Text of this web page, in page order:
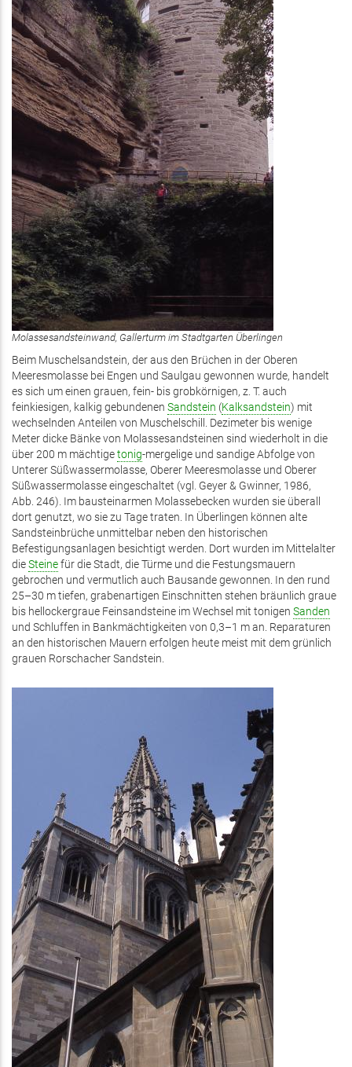
Molassesandsteinwand, Gallerturm im Stadtgarten Überlingen
Beim Muschelsandstein, der aus den Brüchen in der Oberen
Meeresmolasse bei Engen und Saulgau gewonnen wurde, handelt
es sich um einen grauen, fein- bis grobkörnigen, z. T. auch
feinkiesigen, kalkig gebundenen Sandstein (Kalksandstein) mit
wechselnden Anteilen von Muschelschill. Dezimeter bis wenige
Meter dicke Bänke von Molassesandsteinen sind wiederholt in die
über 200 m mächtigetonig-mergelige und sandige Abfolge von
Unterer Süßwassermolasse, Oberer Meeresmolasse und Oberer
Süßwassermolasse eingeschaltet (vgl. Geyer & Gwinner, 1986,
Abb. 246). Im bausteinarmen Molassebecken wurden sie überall
dort genutzt, wo sie zu Tage traten. In Überlingen können alte
Sandsteinbrüche unmittelbar neben den historischen
Befestigungsanlagen besichtigt werden. Dort wurden im Mittelalter
dieSteinefür die Stadt, die Türme und die Festungsmauern
gebrochen und vermutlich auch Bausande gewonnen. In den rund
25–30 m tiefen, grabenartigen Einschnitten stehen bräunlich graue
bis hellockergraue Feinsandsteine im Wechsel mit tonigen Sanden
und Schluffen in Bankmächtigkeiten von 0,3–1 m an. Reparaturen
an den historischen Mauern erfolgen heute meist mit dem grünlich
grauen Rorschacher Sandstein.